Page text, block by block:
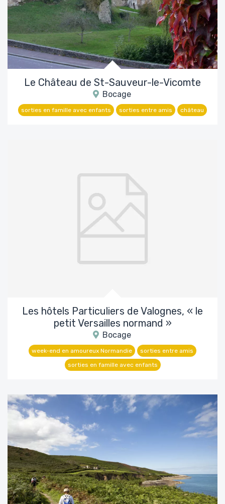
Le Château de St-Sauveur-le-Vicomte
Bocage
sorties en famille avec enfants sorties entre amis château
Les hôtels Particuliers de Valognes, « le
petit Versailles normand »
Bocage
week-end en amoureux Normandie
sorties entre amis
sorties en famille avec enfants